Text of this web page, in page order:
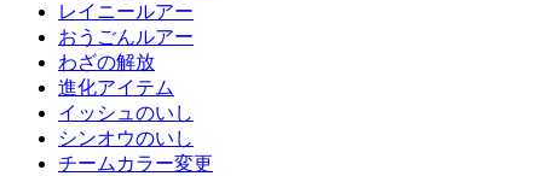
レイニールアー
おうごんルアー
わざの解放
進化アイテム
イッシュのいし
シンオウのいし
チームカラー変更